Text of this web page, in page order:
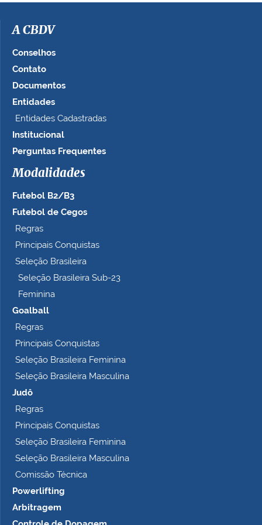
a
e
o
t
a
n
o
o
m
e
t
A CBDV
Conselhos
Contato
Documentos
Entidades
Entidades Cadastradas
Institucional
Perguntas Frequentes
Modalidades
Futebol B2/B3
Futebol de Cegos
Regras
Principais Conquistas
Seleção Brasileira
Seleção Brasileira Sub-23
Feminina
Goalball
Regras
Principais Conquistas
Seleção Brasileira Feminina
Seleção Brasileira Masculina
Judô
Regras
Principais Conquistas
Seleção Brasileira Feminina
Seleção Brasileira Masculina
Comissão Técnica
Powerlifting
Arbitragem